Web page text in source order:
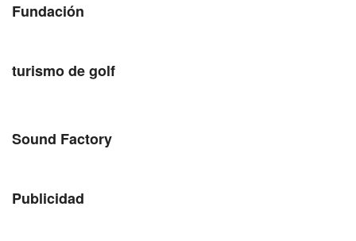
Fundación
turismo de golf
Sound Factory
Publicidad